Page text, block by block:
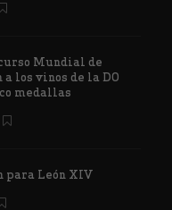
Mundial de
los vinos de la DO
medallas
para León XIV